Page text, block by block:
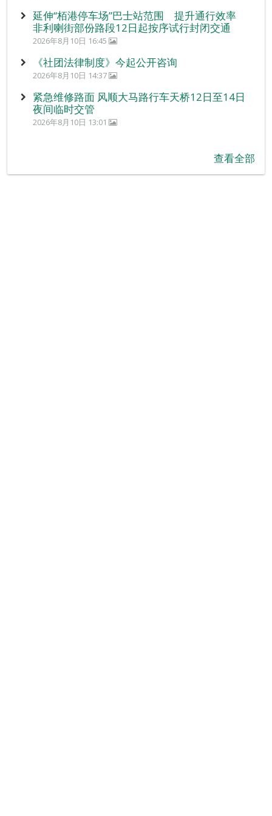
延伸“栢港停车场”巴士站范围 提升通行效率
非利喇街部份路段12日起按序试行封闭交通
2026年8月10日 16:45
《社团法律制度》今起公开咨询
2026年8月10日 14:37
紧急维修路面 风顺大马路行车天桥12日至14日
夜间临时交管
2026年8月10日 13:01
查看全部